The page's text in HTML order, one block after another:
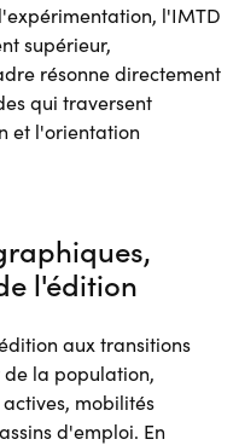
l'IMTD
supérieur,
résonne directement
qui traversent
et l'orientation
l'édition
aux transitions
la population,
mobilités
d'emploi. En